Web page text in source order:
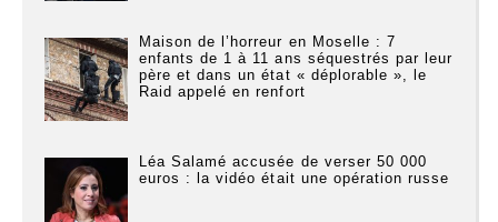
Maison de l’horreur en Moselle : 7
enfants de 1 à 11 ans séquestrés par leur
père et dans un état « déplorable », le
Raid appelé en renfort
Léa Salamé accusée de verser 50 000
euros : la vidéo était une opération russe